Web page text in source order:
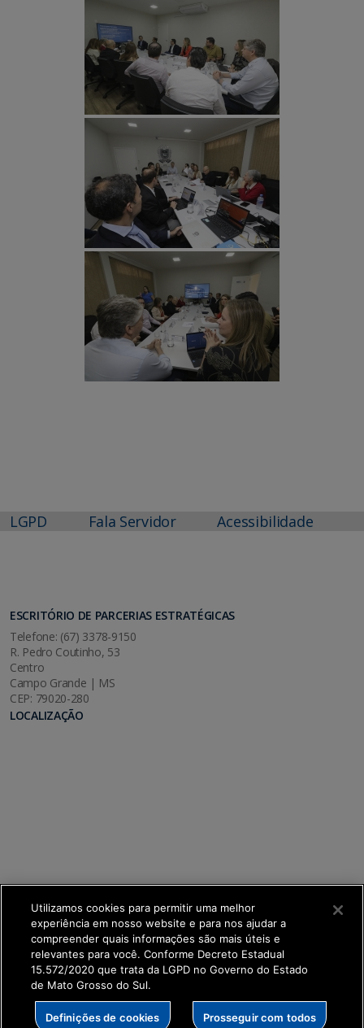
LGPD Fala Servidor Acessibilidade
ESCRITÓRIO DE PARCERIAS ESTRATÉGICAS
Telefone: (67) 3378-9150
R. Pedro Coutinho, 53
Centro
Campo Grande | MS
CEP: 79020-280
LOCALIZAÇÃO
SETDIG | Secretaria-Executiva de Transformação
Digital
Utilizamos cookies para permitir uma melhor
experiência em nosso website e para nos ajudar a
compreender quais informações são mais úteis e
relevantes para você. Conforme Decreto Estadual
15.572/2020 que trata da LGPD no Governo do Estado
de Mato Grosso do Sul.
Definições de cookies Prosseguir com todos